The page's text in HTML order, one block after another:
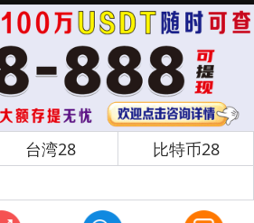
台湾28
比特币28